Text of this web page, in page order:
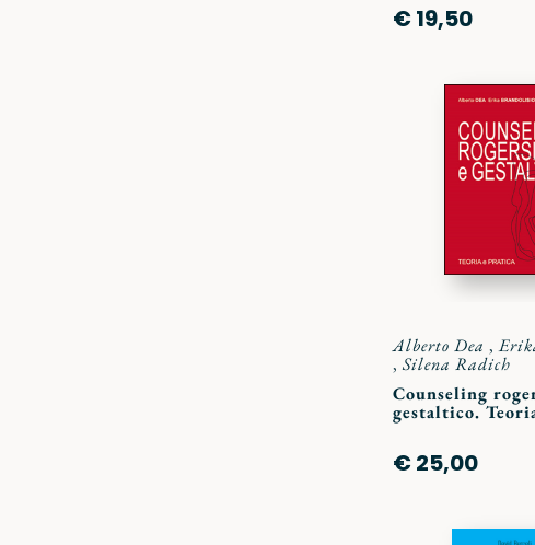
€ 19,50
Alberto Dea ,
,Silena Radich
Counseling
gestaltico.
€ 25,00